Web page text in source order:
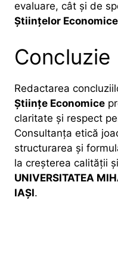
evaluare, cât și de
Științelor Economice
Concluzie
Redactarea
Științe Economice
claritate și respect
Consultanța etică
structurarea și
la creșterea calității
UNIVERSITATEA
IAȘI.